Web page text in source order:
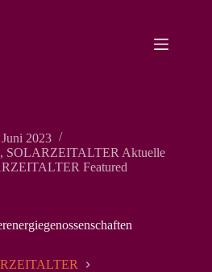
2023
, SOLARZEITALTER Aktuelle
Featured